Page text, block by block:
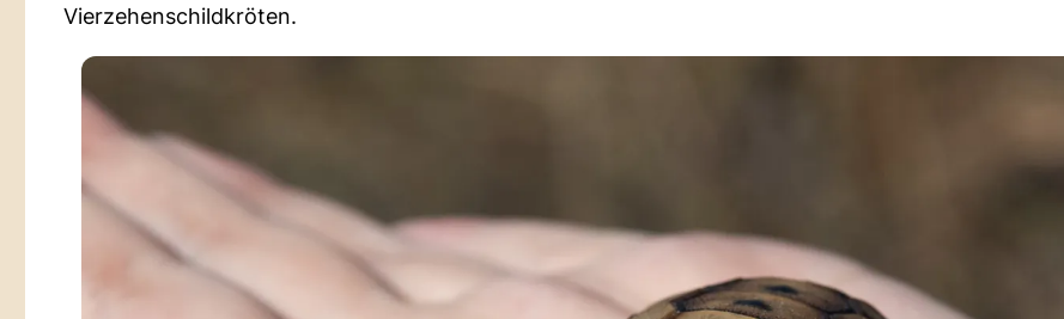
Vierzehenschildkröten.